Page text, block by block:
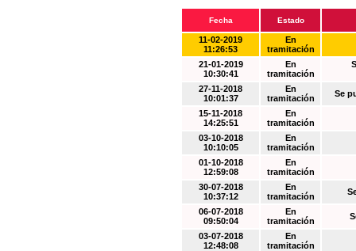
Fecha Estado
11-02-2019
11:26:53
En
tramitación
21-01-2019
10:30:41
En
tramitación
27-11-2018
10:01:37
En
tramitación
Se
15-11-2018
14:25:51
En
tramitación
03-10-2018
10:10:05
En
tramitación
01-10-2018
12:59:08
En
tramitación
30-07-2018
10:37:12
En
tramitación
06-07-2018
09:50:04
En
tramitación
03-07-2018
12:48:08
En
tramitación